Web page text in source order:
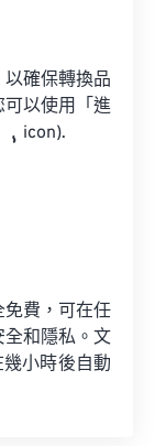
確保轉換品
以使用「進
icon).
費，可在任
和隱私。文
小時後自動